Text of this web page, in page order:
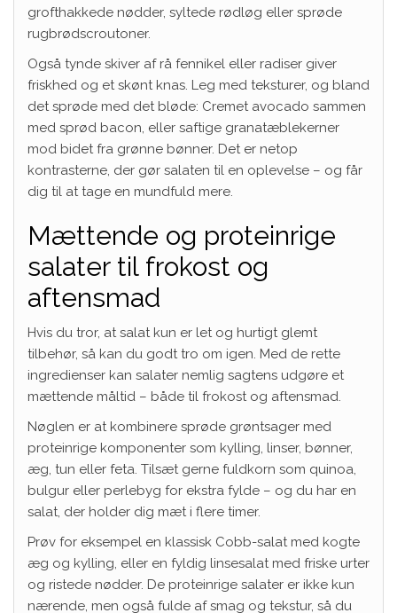
grofthakkede nødder, syltede rødløg eller sprøde
rugbrødscroutoner.
Også tynde skiver af rå fennikel eller radiser giver
friskhed og et skønt knas. Leg med teksturer, og bland
det sprøde med det bløde: Cremet avocado sammen
med sprød bacon, eller saftige granatæblekerner
mod bidet fra grønne bønner. Det er netop
kontrasterne, der gør salaten til en oplevelse – og får
dig til at tage en mundfuld mere.
Mættende og proteinrige
salater til frokost og
aftensmad
Hvis du tror, at salat kun er let og hurtigt glemt
tilbehør, så kan du godt tro om igen. Med de rette
ingredienser kan salater nemlig sagtens udgøre et
mættende måltid – både til frokost og aftensmad.
Nøglen er at kombinere sprøde grøntsager med
proteinrige komponenter som kylling, linser, bønner,
æg, tun eller feta. Tilsæt gerne fuldkorn som quinoa,
bulgur eller perlebyg for ekstra fylde – og du har en
salat, der holder dig mæt i flere timer.
Prøv for eksempel en klassisk Cobb-salat med kogte
æg og kylling, eller en fyldig linsesalat med friske urter
og ristede nødder. De proteinrige salater er ikke kun
nærende, men også fulde af smag og tekstur, så du